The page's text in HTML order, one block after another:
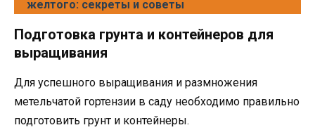
желтого: секреты и советы
Подготовка грунта и контейнеров для
выращивания
Для успешного выращивания и размножения
метельчатой гортензии в саду необходимо правильно
подготовить грунт и контейнеры.